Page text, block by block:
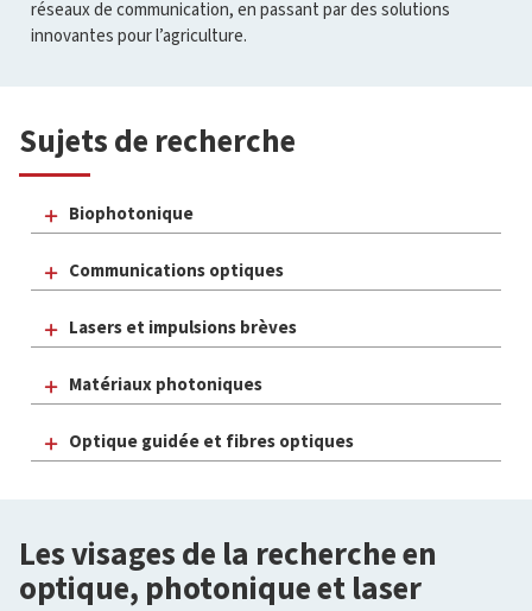
réseaux de communication, en passant par des solutions
innovantes pour l’agriculture.
Sujets de recherche
Biophotonique
Communications optiques
Lasers et impulsions brèves
Matériaux photoniques
Optique guidée et fibres optiques
Les visages de la recherche en
optique, photonique et laser